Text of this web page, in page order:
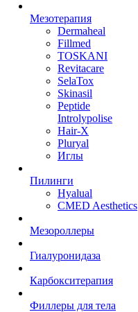
Мезотерапия
Dermaheal
Fillmed
TOSKANI
Revitacare
SelaTox
Skinasil
Peptide
Introlypolise
Hair-X
Pluryal
Иглы
Пилинги
Hyalual
CMED Aesthetics
Мезороллеры
Гиалуронидаза
Карбокситерапия
Филлеры для тела